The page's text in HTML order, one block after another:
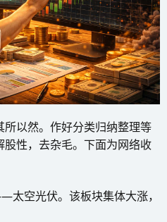
以然。作好分类归纳整理等
性，去杂毛。下面为网络收
空光伏。该板块集体大涨，